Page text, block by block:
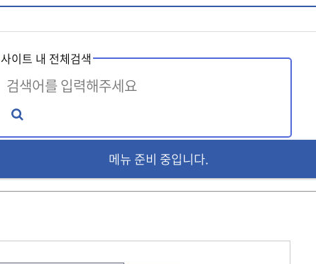
사이트 내 전체검색
tele@KOREATALK77
텔레@CASHFILTER365 텔레@koreatalk77
메뉴 준비 중입니다.
[모집]